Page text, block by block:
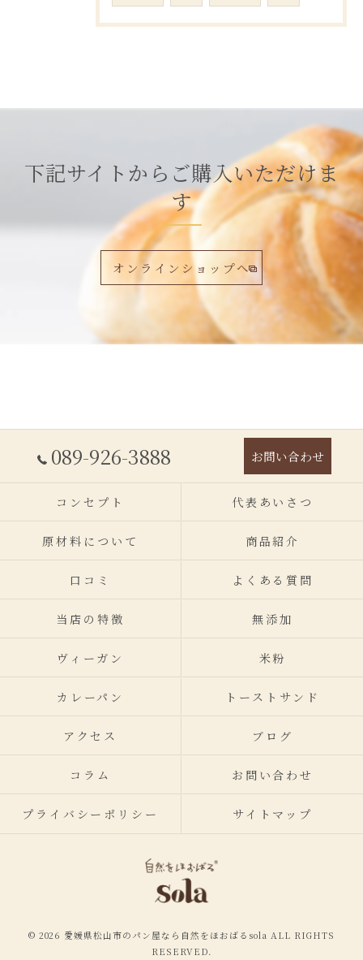
下記サイトからご購入いただけま
す
オンラインショップへ
089-926-3888 お問い合わせ
コンセプト 代表あいさつ
原材料について 商品紹介
口コミ よくある質問
当店の特徴 無添加
ヴィーガン 米粉
カレーパン トーストサンド
アクセス ブログ
コラム お問い合わせ
プライバシーポリシー サイトマップ
© 2026 愛媛県松山市のパン屋なら自然をほおばるsola ALL RIGHTS
RESERVED.